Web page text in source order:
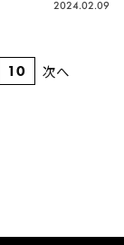
2024.02.09
10 次へ